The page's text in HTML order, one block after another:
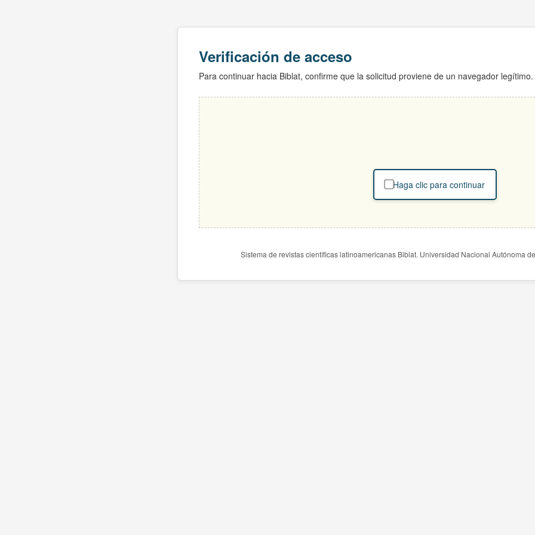
Verificación de acceso
Para continuar hacia Biblat, confirme que la solicitud proviene de un navegador legítimo.
Haga clic para continuar
Sistema de revistas científicas latinoamericanas Biblat. Universidad Nacional Autónoma